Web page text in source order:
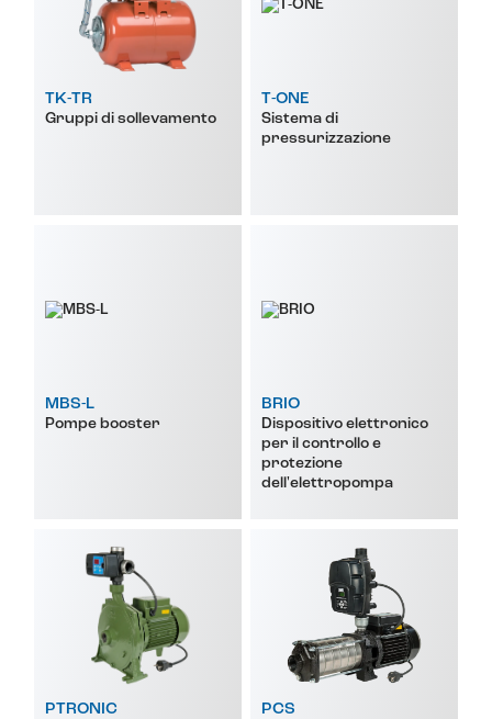
TK-TR
Gruppi di sollevamento
T-ONE
Sistema di
pressurizzazione
MBS-L
Pompe booster
BRIO
Dispositivo elettronico
per il controllo e
protezione
dell'elettropompa
PTRONIC
PCS